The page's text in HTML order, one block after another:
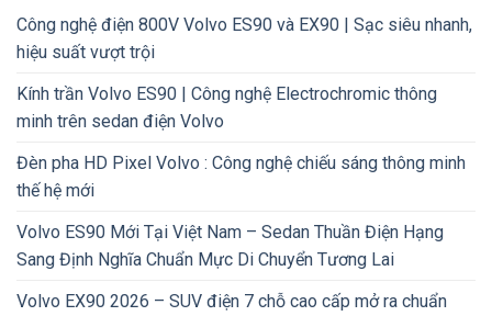
Công nghệ điện 800V Volvo ES90 và EX90 | Sạc siêu nhanh,
hiệu suất vượt trội
Kính trần Volvo ES90 | Công nghệ Electrochromic thông
minh trên sedan điện Volvo
Đèn pha HD Pixel Volvo : Công nghệ chiếu sáng thông minh
thế hệ mới
Volvo ES90 Mới Tại Việt Nam – Sedan Thuần Điện Hạng
Sang Định Nghĩa Chuẩn Mực Di Chuyển Tương Lai
Volvo EX90 2026 – SUV điện 7 chỗ cao cấp mở ra chuẩn